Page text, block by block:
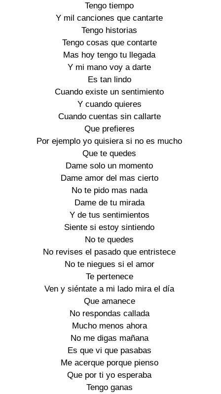
Tengo tiempo
Y mil canciones que cantarte
Tengo historias
Tengo cosas que contarte
Mas hoy tengo tu llegada
Y mi mano voy a darte
Es tan lindo
Cuando existe un sentimiento
Y cuando quieres
Cuando cuentas sin callarte
Que prefieres
Por ejemplo yo quisiera si no es mucho
Que te quedes
Dame solo un momento
Dame amor del mas cierto
No te pido mas nada
Dame de tu mirada
Y de tus sentimientos
Siente si estoy sintiendo
No te quedes
No revises el pasado que entristece
No te niegues si el amor
Te pertenece
Ven y siéntate a mi lado mira el día
Que amanece
No respondas callada
Mucho menos ahora
No me digas mañana
Es que vi que pasabas
Me acerque porque pienso
Que por ti yo esperaba
Tengo ganas